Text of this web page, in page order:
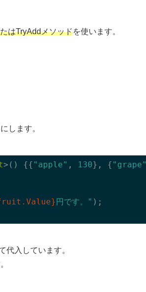
はTryAddメソッドを使います。
します。
>() {{ "apple" , 130}, { "grape"
円です。" );
代入しています。